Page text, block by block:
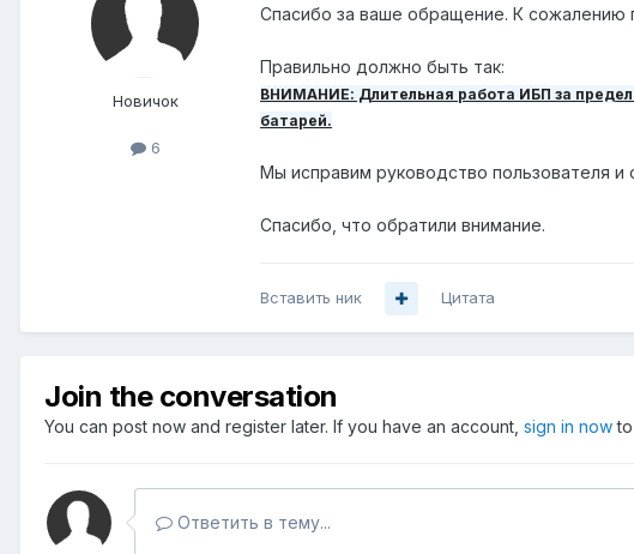
Новичок
6
Спасибо за ваше обращение. К
Правильно должно быть так:
ВНИМАНИЕ: Длительная работа ИБП за
батарей.
Мы исправим руководство пользователя и
Спасибо, что обратили внимание.
Вставить ник Цитата
Join the conversation
You can post now and register later. If you have an account, sign in now
Ответить в тему...